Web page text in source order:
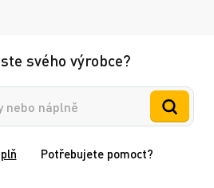
svého výrobce?
Potřebujete pomoct?